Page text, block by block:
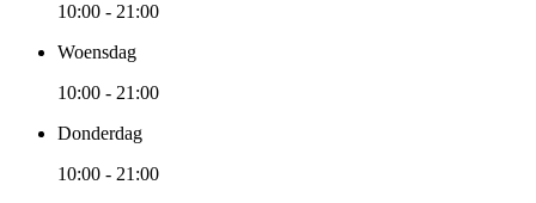
10:00 - 21:00
Woensdag
10:00 - 21:00
Donderdag
10:00 - 21:00